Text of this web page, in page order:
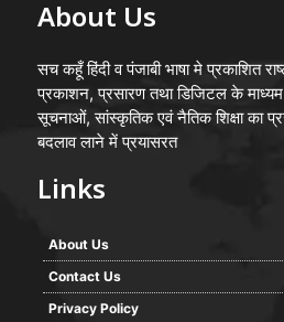
About Us
सच कहूँ हिंदी व पंजाबी भाषा मे प्रकाशित
प्रकाशन, प्रसारण तथा डिजिटल के माध्यम
सूचनाओं, सांस्कृतिक एवं नैतिक शिक्षा का
बदलाव लाने में प्रयासरत
Links
About Us
Contact Us
Privacy Policy